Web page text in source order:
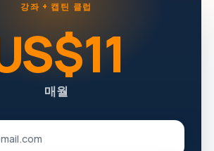
강좌 + 캡틴 클럽
매월